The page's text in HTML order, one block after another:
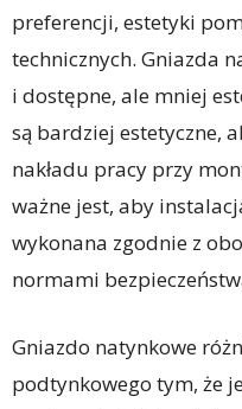
preferencji, estetyki
technicznych. Gniazda
i dostępne, ale mniej
są bardziej estetyczne,
nakładu pracy przy
ważne jest, aby
wykonana zgodnie z
normami
Gniazdo natynkowe
podtynkowego tym, że